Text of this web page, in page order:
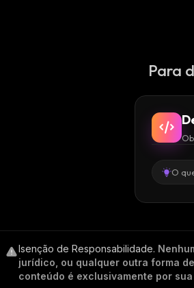
Para
O
Isenção de Responsabilidade.
jurídico, ou qualquer outra forma
conteúdo é exclusivamente por